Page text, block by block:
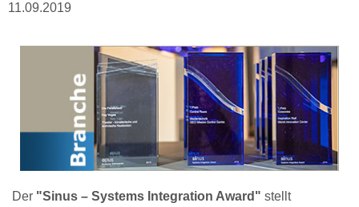
11.09.2019
Der "Sinus – Systems Integration Award" stellt